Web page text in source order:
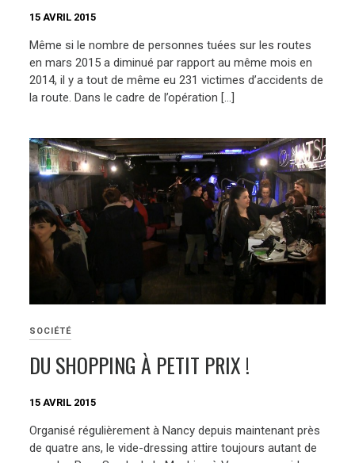
15 AVRIL 2015
Même si le nombre de personnes tuées sur les routes
en mars 2015 a diminué par rapport au même mois en
2014, il y a tout de même eu 231 victimes d’accidents de
la route. Dans le cadre de l’opération […]
SOCIÉTÉ
DU SHOPPING À PETIT PRIX !
15 AVRIL 2015
Organisé régulièrement à Nancy depuis maintenant près
de quatre ans, le vide-dressing attire toujours autant de